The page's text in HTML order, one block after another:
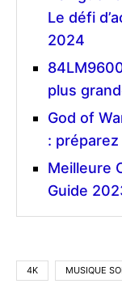
Le défi
2024
plus
God of
:
Meilleure
Guide
4K MUSIQUE